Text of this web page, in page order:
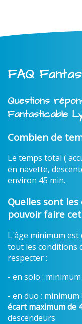
FAQ
Questions
Fantasticable
Combien de
Le temps total (
en navette,
environ 45 min.
Quelles sont
pouvoir faire
L'âge minimum est
tout les conditions
respecter :
- en solo :
- en duo :
écart maximum de
descendeurs